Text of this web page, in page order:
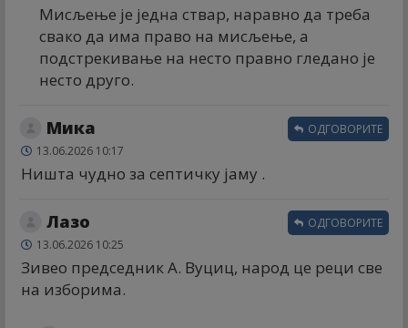
Мисљење је једна ствар, наравно да треба
свако да има право на мисљење, а
подстрекивање на несто правно гледано је
несто друго.
Мика
13.06.2026 10:17
Ништа чудно за септичку јаму .
ОДГОВОРИТЕ
Лазо
13.06.2026 10:25
Зивео председник А. Вуциц, народ це реци све
на изборима.
ОДГОВОРИТЕ